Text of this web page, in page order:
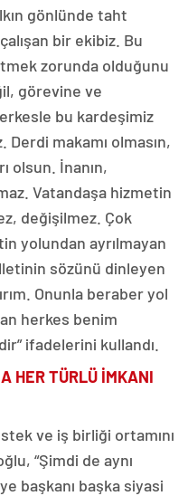
gönlünde taht
bir ekibiz. Bu
zorunda olduğunu
görevine ve
bu kardeşimiz
Derdi makamı olmasın,
olsun. İnanın,
Vatandaşa hizmetin
değişilmez. Çok
yolundan ayrılmayan
sözünü dinleyen
Onunla beraber yol
herkes benim
ifadelerini kullandı.
HER TÜRLÜ İMKANI
ve iş birliği ortamını
“Şimdi de aynı
başkanı başka siyasi